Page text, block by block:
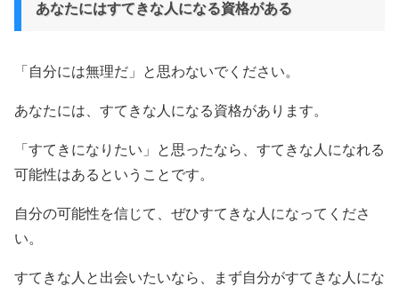
あなたにはすてきな人になる資格がある
「自分には無理だ」と思わないでください。
あなたには、すてきな人になる資格があります。
「すてきになりたい」と思ったなら、すてきな人になれる
可能性はあるということです。
自分の可能性を信じて、ぜひすてきな人になってくださ
い。
すてきな人と出会いたいなら、まず自分がすてきな人にな